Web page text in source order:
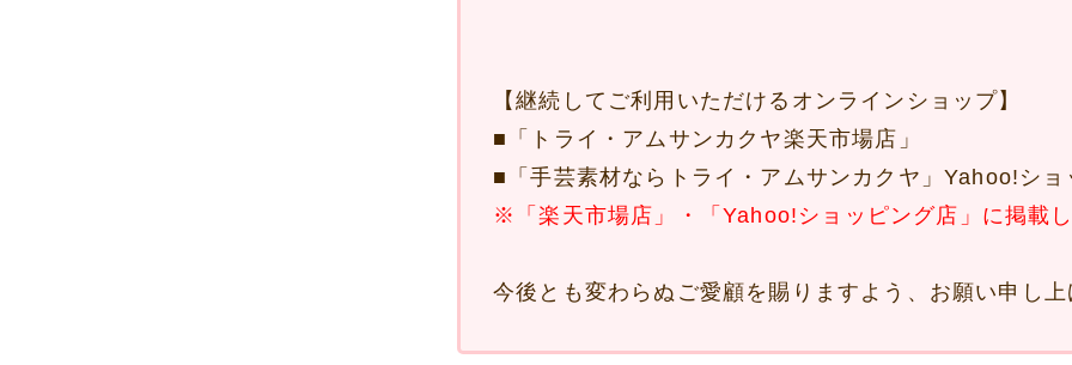
【継続してご利用いただけるオンラインショップ】
■ 「トライ・アムサンカクヤ楽天市場店」
■ 「手芸素材ならトライ・アムサンカクヤ」Yahoo!シ
※「楽天市場店」・「Yahoo!ショッピング店」に掲載
今後とも変わらぬご愛顧を賜りますよう、お願い申し